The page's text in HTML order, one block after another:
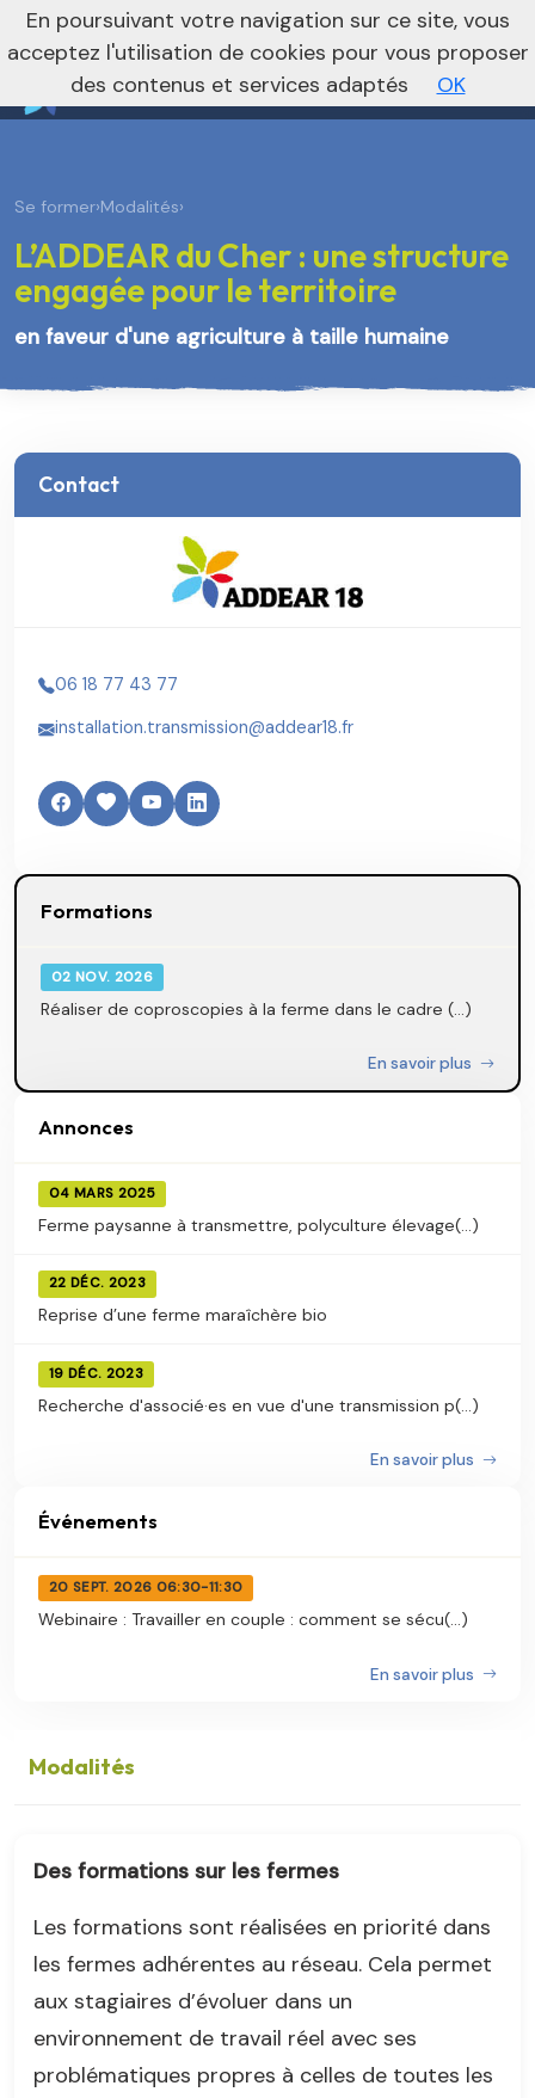
Vers le site régional Vers le site national
nivo_2026: 1
Se former›Modalités›
L’ADDEAR du Cher : une structure
engagée pour le territoire
en faveur d'une agriculture à taille humaine
Contact
06 18 77 43 77
installation.transmission@addear18.fr
Formations
02 NOV. 2026
Réaliser de coproscopies à la ferme dans le cadre (...)
En savoir plus
Annonces
04 MARS 2025
Ferme paysanne à transmettre, polyculture élevage(...)
22 DÉC. 2023
Reprise d’une ferme maraîchère bio
19 DÉC. 2023
Recherche d'associé·es en vue d'une transmission p(...)
En savoir plus
Événements
20 SEPT. 2026 06:30-11:30
Webinaire : Travailler en couple : comment se sécu(...)
En savoir plus
Modalités
Des formations sur les fermes
Les formations sont réalisées en priorité dans
les fermes adhérentes au réseau. Cela permet
aux stagiaires d’évoluer dans un
environnement de travail réel avec ses
problématiques propres à celles de toutes les
En poursuivant votre navigation sur ce site, vous
acceptez l'utilisation de cookies pour vous proposer
des contenus et services adaptés
OK